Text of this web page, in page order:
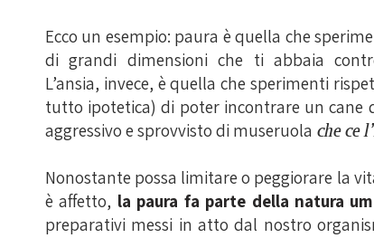
Ecco un esempio: paura è quella che
di grandi dimensioni che ti abbaia
L’ansia, invece, è quella che sperimenti
tutto ipotetica) di poter incontrare un cane
aggressivo e sprovvisto di museruola che ce
Nonostante possa limitare o peggiorare la
è affetto, la paura fa parte della natura
preparativi messi in atto dal nostro